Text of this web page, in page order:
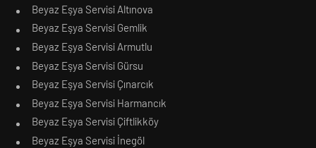
Beyaz Eşya Servisi Altınova
Beyaz Eşya Servisi Gemlik
Beyaz Eşya Servisi Armutlu
Beyaz Eşya Servisi Gürsu
Beyaz Eşya Servisi Çınarcık
Beyaz Eşya Servisi Harmancık
Beyaz Eşya Servisi Çiftlikköy
Beyaz Eşya Servisi İnegöl